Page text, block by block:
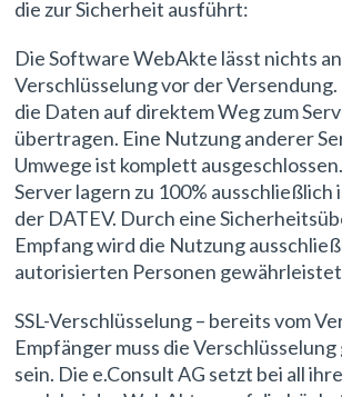
die zur Sicherheit ausführt:
Die Software WebAkte lässt nichts
Verschlüsselung vor der
die Daten auf direktem Weg zum
übertragen. Eine Nutzung anderer
Umwege ist komplett
Server lagern zu 100% ausschließlich
der DATEV. Durch eine
Empfang wird die Nutzung
autorisierten Personen
SSL-Verschlüsselung – bereits vom
Empfänger muss die
sein. Die e.Consult AG setzt bei all